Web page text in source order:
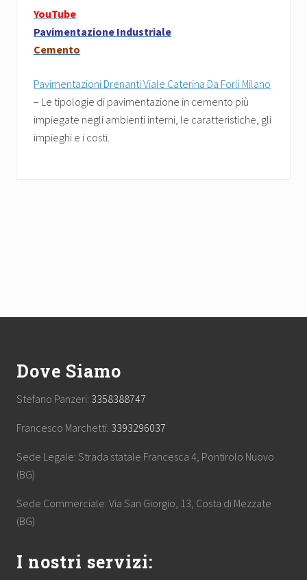
YouTube
Pavimentazione Industriale
Cemento
Pavimentazioni Drenanti Viale Caterina Da Forlì Milano
– Le tipologie di pavimentazione in cemento più
impiegate negli ambienti interni, le caratteristiche, gli
impieghi e i costi.
Dove Siamo
Stefano Panzeri: 3358388747
Francesco Marchetti: 3393296037
Sede Legale: Strada statale Francesca 4, Pontirolo Nuovo
(BG)
Sede Commerciale: Via San Giorgio, 13, Costa di Mezzate
(BG)
I nostri servizi: